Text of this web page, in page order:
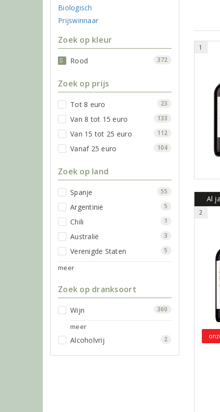
Biologisch
Prijswinnaar
Zoek op kleur
Rood 372
Zoek op prijs
Tot 8 euro 23
Van 8 tot 15 euro 133
Van 15 tot 25 euro 112
Vanaf 25 euro 104
Zoek op land
Spanje 55
Argentinië 5
Chili 1
Australië 3
Verenigde Staten 5
meer
Zoek op dranksoort
Wijn 360
meer
Alcoholvrij 2
1
Al
2